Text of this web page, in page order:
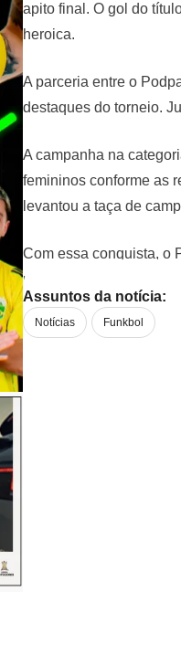
apito final. O gol do
heroica.
A parceria entre o
destaques do torneio.
A campanha na
femininos conforme as
levantou a taça de
Com essa conquista, o
para o Brasil. A vitória
Assuntos da notícia:
Notícias Funkbol